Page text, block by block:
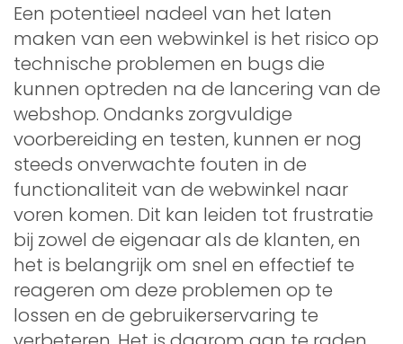
Een potentieel nadeel van het laten
maken van een webwinkel is het risico op
technische problemen en bugs die
kunnen optreden na de lancering van de
webshop. Ondanks zorgvuldige
voorbereiding en testen, kunnen er nog
steeds onverwachte fouten in de
functionaliteit van de webwinkel naar
voren komen. Dit kan leiden tot frustratie
bij zowel de eigenaar als de klanten, en
het is belangrijk om snel en effectief te
reageren om deze problemen op te
lossen en de gebruikerservaring te